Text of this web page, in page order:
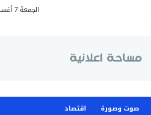
الجمعة 7 أغسطس 2026 - 16:01 مساءً
صوت وصورة
اقتصاد